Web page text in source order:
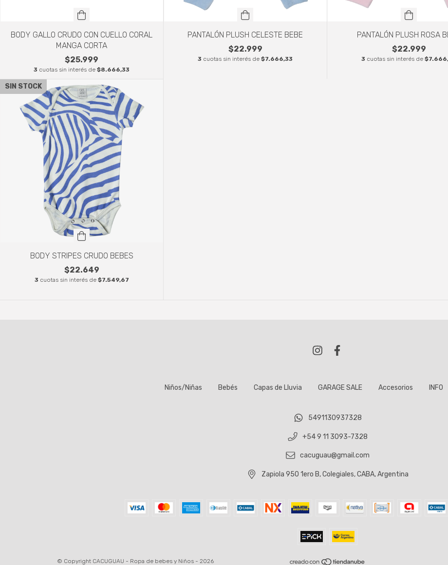
BODY GALLO CRUDO CON CUELLO CORAL
MANGA CORTA
$25.999
3 cuotas sin interés de $8.666,33
PANTALÓN PLUSH CELESTE BEBE
$22.999
3 cuotas sin interés de $7.666,33
PANTALÓN PLUSH ROSA
$22.999
3 cuotas sin interés de
SIN STOCK
BODY STRIPES CRUDO BEBES
$22.649
3 cuotas sin interés de $7.549,67
Niños/Niñas Bebés Capas de Lluvia GARAGE SALE Accesorios INFO
5491130937328
+54 9 11 3093-7328
cacuguau@gmail.com
Zapiola 950 1ero B, Colegiales, CABA, Argentina
© Copyright CACUGUAU - Ropa de bebes y Niños - 2026